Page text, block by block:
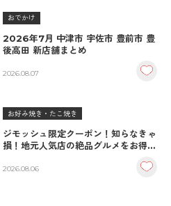
おでかけ
2026年7月 中津市 宇佐市 豊前市 豊
後高田 新店舗まとめ
2026.08.07
お好み焼き・たこ焼き
ジモッシュ限定クーポン！知らなきゃ
損！地元人気店の絶品グルメをお得に
2026.08.06